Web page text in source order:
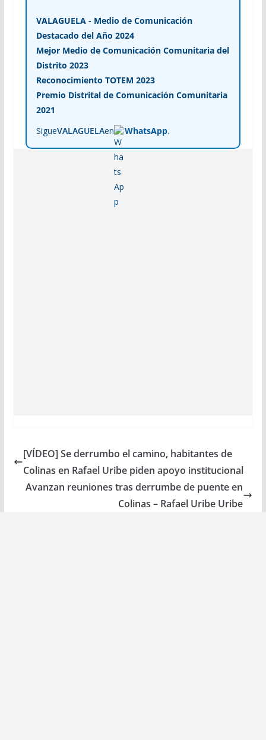
VALAGUELA - Medio de Comunicación
Destacado del Año 2024
Mejor Medio de Comunicación Comunitaria del
Distrito 2023
Reconocimiento TOTEM 2023
Premio Distrital de Comunicación Comunitaria
2021
SigueVALAGUELAen WhatsApp.
[VÍDEO] Se derrumbo el camino, habitantes de
Colinas en Rafael Uribe piden apoyo institucional
Avanzan reuniones tras derrumbe de puente en
Colinas – Rafael Uribe Uribe